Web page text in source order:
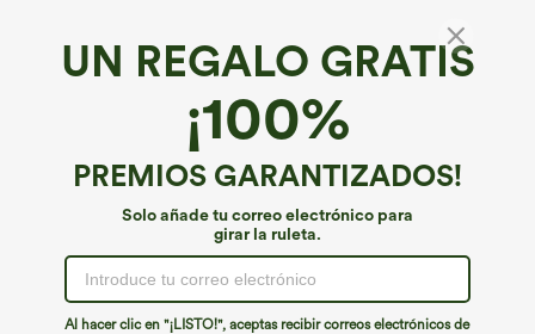
UN REGALO GRATIS
¡100%
PREMIOS GARANTIZADOS!
Solo añade tu correo electrónico para
girar la ruleta.
Al hacer clic en "¡LISTO!", aceptas recibir correos electrónicos de
Tejido vaquero Halara Flex™*
Halara Flex™ vaqueros de talle alto con
bolsillos, de pernera recta, lavado Cool
Touch, corte relajado
123 )
€53,95 EUR